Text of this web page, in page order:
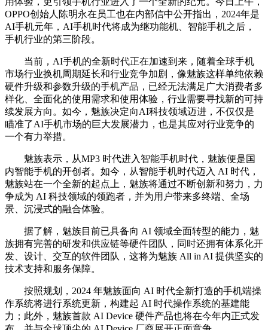
OPPO创始人陈明永在员工也在内部信中公开指出，2024年是
AI手机元年，AI手机时代将成为继功能机、智能手机之后，
手机行业的第三阶段。
当前，AI手机的全新时代正在加速到来，随着全球手机
市场行业换机周期延长和行业竞争加剧，像魅族这样单纯依赖
硬件升级和参数升级的手机产品，已经无法满足广大消费者多
样化、全面化的使用需求和使用体验，行业需要寻找新的可持
续发展方向。如今，魅族决定向AI科技领域迈进，不仅仅是
瞄准了AI手机市场的巨大发展潜力，也是其应对行业竞争的
一个有力举措。
魅族表示，从MP3 时代进入智能手机时代，魅族便是国
内智能手机的开创者。如今，从智能手机时代迈入 AI 时代，
魅族站在一个全新的起点上，魅族将通过不断创新和努力，力
争成为 AI 科技领域的领跑者，并为用户带来多终端、全场
景、沉浸式的融合体验。
据了解，魅族目前已具备向 AI 领域全面转型的能力，魅
族拥有完善的研发和供应链等硬件团队，同时还拥有体系化开
发、设计、交互的软件团队，这将为魅族 All in AI 提供坚实的
技术支持和服务保障。
按照规划，2024 年魅族面向 AI 时代全新打造的手机端操
作系统将进行系统更新，构建起 AI 时代操作系统的基建能
力；此外，魅族首款 AI Device 硬件产品也将在今年内正式发